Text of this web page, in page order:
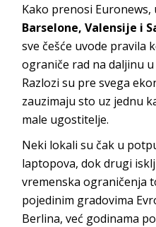
Kako prenosi
Barselone, Valensije i
sve češće uvode pravila
ograniče rad na daljinu
Razlozi su pre svega
zauzimaju sto uz jednu
male ugostitelje.
Neki lokali su čak u
laptopova, dok drugi
vremenska ograničenja
pojedinim gradovima
Berlina, već godinama